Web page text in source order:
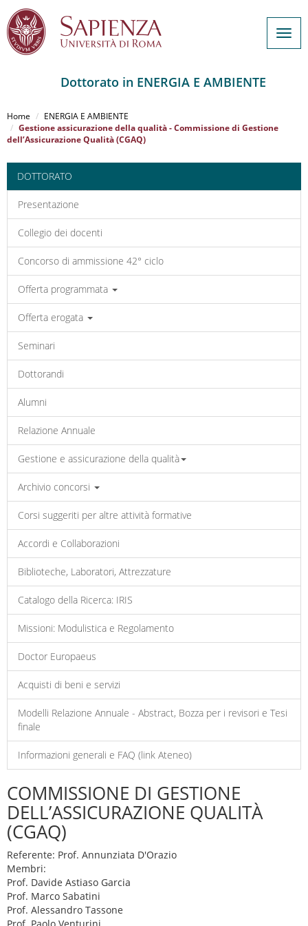
al
contenuto
principale
Dottorato in ENERGIA E AMBIENTE
Home
ENERGIA E AMBIENTE
Gestione assicurazione della qualità - Commissione di Gestione
dell’Assicurazione Qualità (CGAQ)
DOTTORATO
Presentazione
Collegio dei docenti
Concorso di ammissione 42° ciclo
Offerta programmata
Offerta erogata
Seminari
Dottorandi
Alumni
Relazione Annuale
Gestione e assicurazione della qualità
Archivio concorsi
Corsi suggeriti per altre attività formative
Accordi e Collaborazioni
Biblioteche, Laboratori, Attrezzature
Catalogo della Ricerca: IRIS
Missioni: Modulistica e Regolamento
Doctor Europaeus
Acquisti di beni e servizi
Modelli Relazione Annuale - Abstract, Bozza per i revisori e Tesi
finale
Informazioni generali e FAQ (link Ateneo)
COMMISSIONE DI GESTIONE
DELL’ASSICURAZIONE QUALITÀ
(CGAQ)
Referente: Prof. Annunziata D'Orazio
Membri:
Prof. Davide Astiaso Garcia
Prof. Marco Sabatini
Prof. Alessandro Tassone